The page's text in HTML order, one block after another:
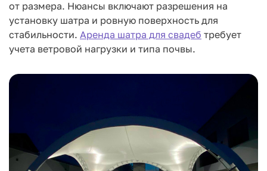
от размера. Нюансы включают разрешения на
установку шатра и ровную поверхность для
стабильности. Аренда шатра для свадеб требует
учета ветровой нагрузки и типа почвы.